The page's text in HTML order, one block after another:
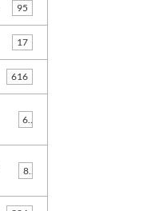
95
17
616
8